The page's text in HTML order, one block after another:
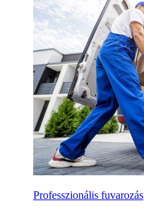
Professzionális fuvarozás